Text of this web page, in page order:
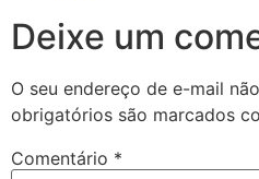
Deixe um
O seu endereço de e-mail
obrigatórios são marcados
Comentário *